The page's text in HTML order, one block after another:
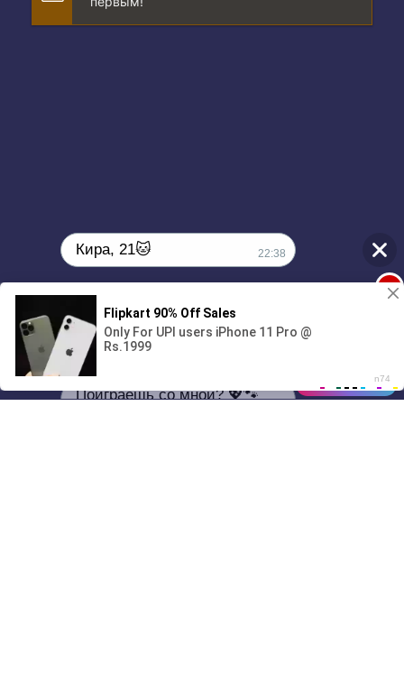
01/07
00:00
Кира, 21🐱 22:38
Поиграешь со мной? 💖🐾
1